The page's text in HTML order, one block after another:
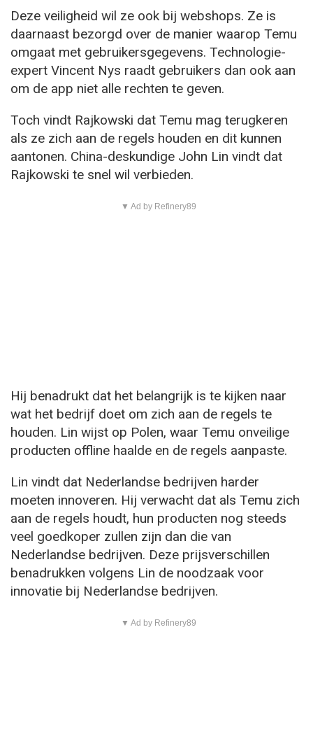
Deze veiligheid wil ze ook bij webshops. Ze is
daarnaast bezorgd over de manier waarop Temu
omgaat met gebruikersgegevens. Technologie-
expert Vincent Nys raadt gebruikers dan ook aan
om de app niet alle rechten te geven.
Toch vindt Rajkowski dat Temu mag terugkeren
als ze zich aan de regels houden en dit kunnen
aantonen. China-deskundige John Lin vindt dat
Rajkowski te snel wil verbieden.
▼ Ad by Refinery89
Hij benadrukt dat het belangrijk is te kijken naar
wat het bedrijf doet om zich aan de regels te
houden. Lin wijst op Polen, waar Temu onveilige
producten offline haalde en de regels aanpaste.
Lin vindt dat Nederlandse bedrijven harder
moeten innoveren. Hij verwacht dat als Temu zich
aan de regels houdt, hun producten nog steeds
veel goedkoper zullen zijn dan die van
Nederlandse bedrijven. Deze prijsverschillen
benadrukken volgens Lin de noodzaak voor
innovatie bij Nederlandse bedrijven.
▼ Ad by Refinery89